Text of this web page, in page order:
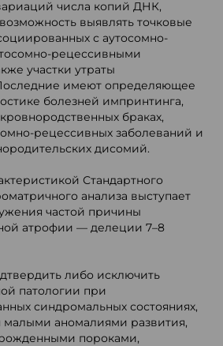
числа копий ДНК,
выявлять точковые
с аутосомно-
рецессивными
участки утраты
имеют определяющее
болезней импринтинга,
браках,
рецессивных заболеваний и
дисомий.
Стандартного
анализа выступает
частой причины
атрофии — делеции 7–8
либо исключить
патологии при
синдромальных состояниях,
аномалиями развития,
пороками,